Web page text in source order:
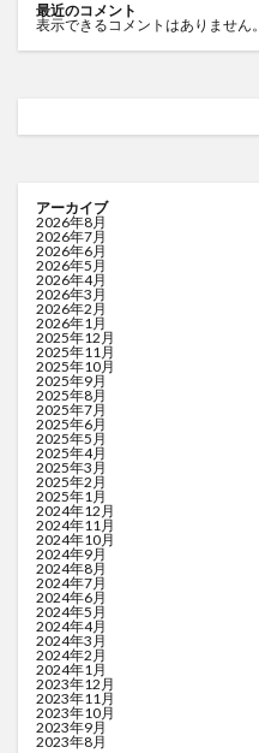
最近のコメント
表示できるコメントはありません。
アーカイブ
2026年8月
2026年7月
2026年6月
2026年5月
2026年4月
2026年3月
2026年2月
2026年1月
2025年12月
2025年11月
2025年10月
2025年9月
2025年8月
2025年7月
2025年6月
2025年5月
2025年4月
2025年3月
2025年2月
2025年1月
2024年12月
2024年11月
2024年10月
2024年9月
2024年8月
2024年7月
2024年6月
2024年5月
2024年4月
2024年3月
2024年2月
2024年1月
2023年12月
2023年11月
2023年10月
2023年9月
2023年8月